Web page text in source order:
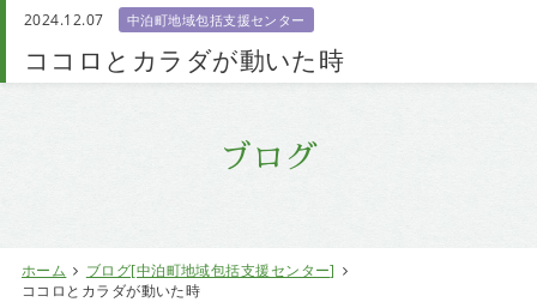
ブログ
ホーム
ブログ[中泊町地域包括支援センター]
ココロとカラダが動いた時
2024.12.07 中泊町地域包括支援センター
ココロとカラダが動いた時